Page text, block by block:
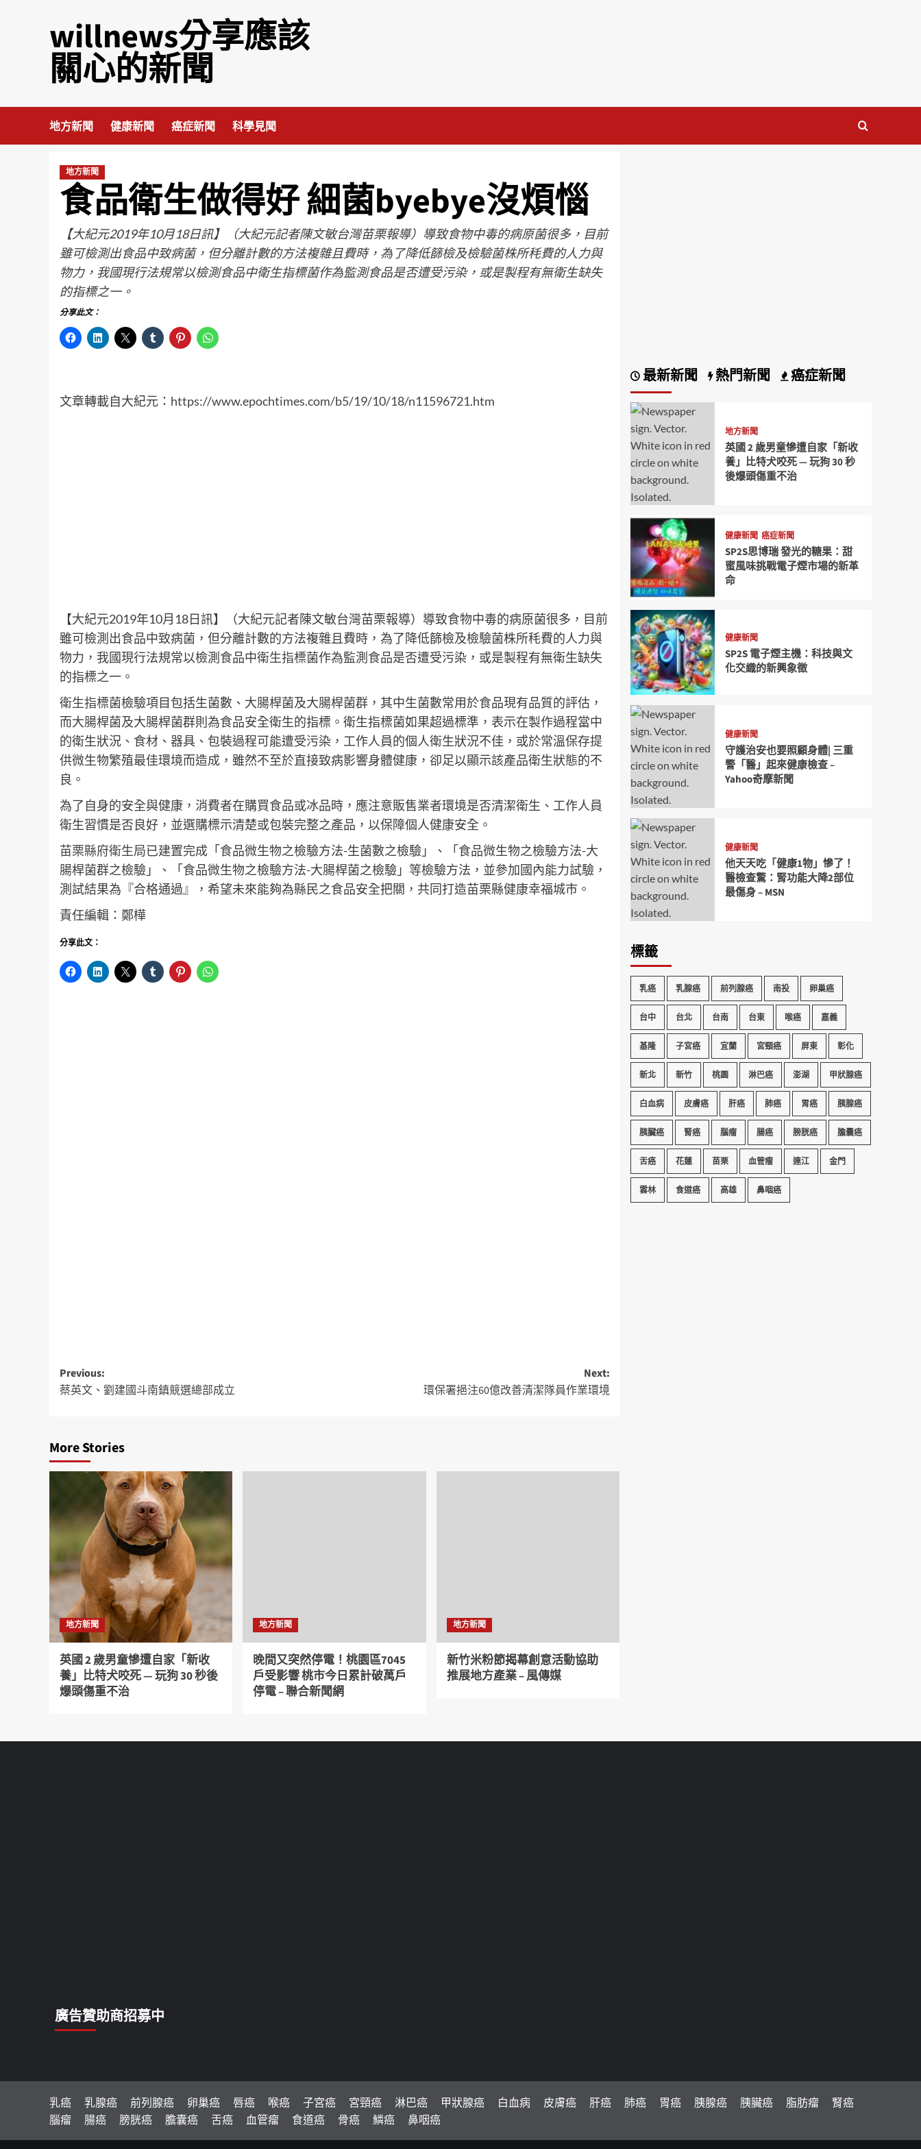
willnews分享應該
關心的新聞
地方新聞 健康新聞 癌症新聞 科學見聞
地方新聞
食品衛生做得好 細菌byebye沒煩惱
【大紀元2019年10月18日訊】（大紀元記者陳文敏台灣苗栗報導）導致食物中毒的病原菌很多，目前
雖可檢測出食品中致病菌，但分離計數的方法複雜且費時，為了降低篩檢及檢驗菌株所秏費的人力與
物力，我國現行法規常以檢測食品中衛生指標菌作為監測食品是否遭受污染，或是製程有無衛生缺失
的指標之一。
分享此文：
文章轉載自大紀元： https://www.epochtimes.com/b5/19/10/18/n11596721.htm
【大紀元2019年10月18日訊】（大紀元記者陳文敏台灣苗栗報導）導致食物中毒的病原菌很多，目前
雖可檢測出食品中致病菌，但分離計數的方法複雜且費時，為了降低篩檢及檢驗菌株所秏費的人力與
物力，我國現行法規常以檢測食品中衛生指標菌作為監測食品是否遭受污染，或是製程有無衛生缺失
的指標之一。
衛生指標菌檢驗項目包括生菌數、大腸桿菌及大腸桿菌群，其中生菌數常用於食品現有品質的評估，
而大腸桿菌及大腸桿菌群則為食品安全衛生的指標。衛生指標菌如果超過標準，表示在製作過程當中
的衛生狀況、食材、器具、包裝過程可能遭受污染，工作人員的個人衛生狀況不佳，或於常溫保存提
供微生物繁殖最佳環境而造成，雖然不至於直接致病影響身體健康，卻足以顯示該產品衛生狀態的不
良。
為了自身的安全與健康，消費者在購買食品或冰品時，應注意販售業者環境是否清潔衛生、工作人員
衛生習慣是否良好，並選購標示清楚或包裝完整之產品，以保障個人健康安全。
苗栗縣府衛生局已建置完成「食品微生物之檢驗方法-生菌數之檢驗」、「食品微生物之檢驗方法-大
腸桿菌群之檢驗」、「食品微生物之檢驗方法-大腸桿菌之檢驗」等檢驗方法，並參加國內能力試驗，
測試結果為『合格通過』，希望未來能夠為縣民之食品安全把關，共同打造苗栗縣健康幸福城市。
責任編輯：鄭樺
分享此文：
Previous:
蔡英文、劉建國斗南鎮競選總部成立
Next:
環保署挹注60億改善清潔隊員作業環境
More Stories
地方新聞
英國 2 歲男童慘遭自家「新收
養」比特犬咬死 — 玩狗 30 秒後
爆頭傷重不治
地方新聞
晚間又突然停電！桃園區7045
戶受影響 桃市今日累計破萬戶
停電 – 聯合新聞網
地方新聞
新竹米粉節揭幕創意活動協助
推展地方產業 – 風傳媒
最新新聞 熱門新聞 癌症新聞
地方新聞
英國 2 歲男童慘遭自家「新收
養」比特犬咬死 — 玩狗 30 秒
後爆頭傷重不治
健康新聞 癌症新聞
SP2S思博瑞 發光的糖果：甜
蜜風味挑戰電子煙市場的新革
命
健康新聞
SP2S 電子煙主機：科技與文
化交織的新興象徵
健康新聞
守護治安也要照顧身體| 三重
警「醫」起來健康檢查 –
Yahoo奇摩新聞
健康新聞
他天天吃「健康1物」慘了！
醫檢查驚：腎功能大降2部位
最傷身 – MSN
標籤
乳癌 乳腺癌 前列腺癌 南投 卵巢癌
台中 台北 台南 台東 喉癌 嘉義
基隆 子宮癌 宜蘭 宮頸癌 屏東 彰化
新北 新竹 桃園 淋巴癌 澎湖 甲狀腺癌
白血病 皮膚癌 肝癌 肺癌 胃癌 胰腺癌
胰臟癌 腎癌 腦瘤 腸癌 膀胱癌 膽囊癌
舌癌 花蓮 苗栗 血管瘤 連江 金門
雲林 食道癌 高雄 鼻咽癌
廣告贊助商招募中
乳癌 乳腺癌 前列腺癌 卵巢癌 唇癌 喉癌 子宮癌 宮頸癌 淋巴癌 甲狀腺癌 白血病 皮膚癌 肝癌 肺癌 胃癌 胰腺癌 胰臟癌 脂肪瘤
腎癌
腦瘤
腸癌 膀胱癌 膽囊癌 舌癌 血管瘤 食道癌 骨癌 鱗癌 鼻咽癌